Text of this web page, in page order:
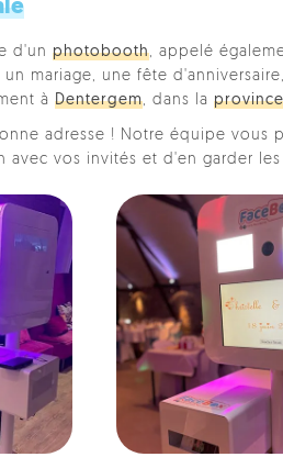
d'un photobooth, appelé
mariage, une fête
à Dentergem, dans la
adresse ! Notre équipe vous
avec vos invités et d'en garder